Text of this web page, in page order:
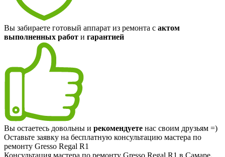
Вы забираете готовый аппарат из ремонта с актом
выполненных работ и гарантией
Вы остаетесь довольны и рекомендуете нас своим друзьям =)
Оставьте заявку на бесплатную консультацию мастера по
ремонту Gresso Regal R1
Консультация мастера по ремонту Gresso Regal R1 в Самаре.